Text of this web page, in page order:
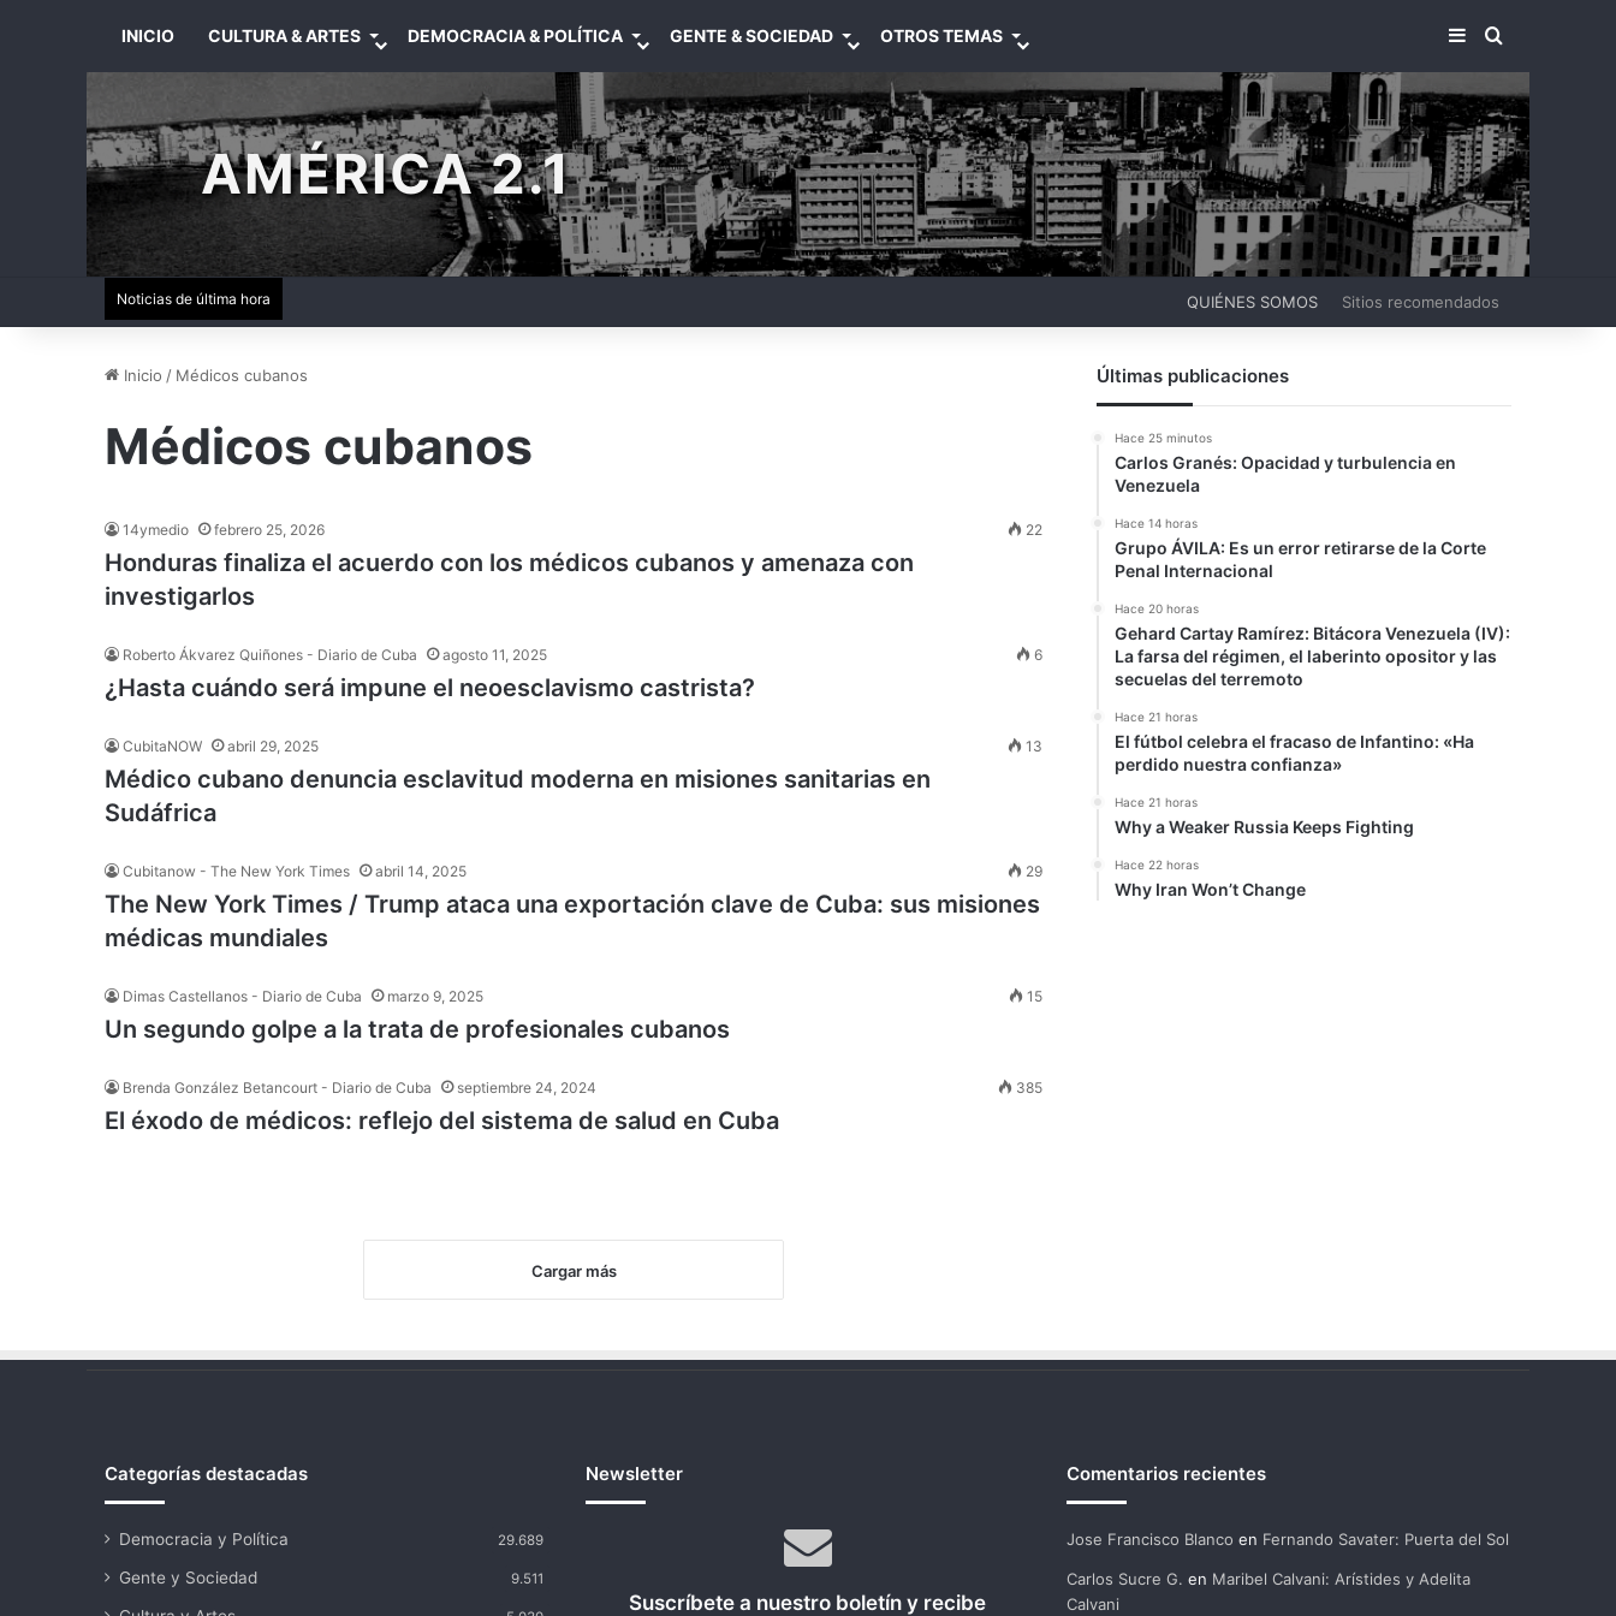
INICIO CULTURA & ARTES DEMOCRACIA & POLÍTICA GENTE & SOCIEDAD OTROS TEMAS BARRA LATERAL
BUSCAR
AMÉRICA 2.1
Noticias de última hora QUIÉNES SOMOS Sitios recomendados
Inicio / Médicos cubanos
Médicos cubanos
14ymedio febrero 25, 2026 22
Honduras finaliza el acuerdo con los médicos cubanos y amenaza con
investigarlos
Roberto Ákvarez Quiñones - Diario de Cuba agosto 11, 2025 6
¿Hasta cuándo será impune el neoesclavismo castrista?
CubitaNOW abril 29, 2025 13
Médico cubano denuncia esclavitud moderna en misiones sanitarias en
Sudáfrica
Cubitanow - The New York Times abril 14, 2025 29
The New York Times / Trump ataca una exportación clave de Cuba: sus misiones
médicas mundiales
Dimas Castellanos - Diario de Cuba marzo 9, 2025 15
Un segundo golpe a la trata de profesionales cubanos
Brenda González Betancourt - Diario de Cuba septiembre 24, 2024 385
El éxodo de médicos: reflejo del sistema de salud en Cuba
Cargar más
Últimas publicaciones
Hace 25 minutos
Carlos Granés: Opacidad y turbulencia en
Venezuela
Hace 14 horas
Grupo ÁVILA: Es un error retirarse de la Corte
Penal Internacional
Hace 20 horas
Gehard Cartay Ramírez: Bitácora Venezuela (IV):
La farsa del régimen, el laberinto opositor y las
secuelas del terremoto
Hace 21 horas
El fútbol celebra el fracaso de Infantino: «Ha
perdido nuestra confianza»
Hace 21 horas
Why a Weaker Russia Keeps Fighting
Hace 22 horas
Why Iran Won’t Change
Categorías destacadas
Democracia y Política 29.689
Gente y Sociedad 9.511
Newsletter
Suscríbete a nuestro boletín y recibe
Comentarios recientes
Jose Francisco Blanco en Fernando Savater: Puerta del Sol
Carlos Sucre G. en Maribel Calvani: Arístides y Adelita
Calvani